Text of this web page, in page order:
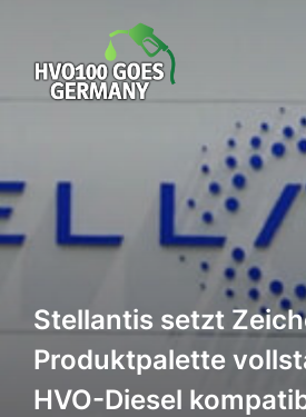
springen
Stellantis setzt
Produktpalette
HVO-Diesel